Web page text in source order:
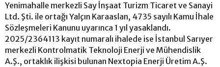
Yenimahalle merkezli Say İnşaat Turizm Ticaret ve Sanayi
Ltd. Şti. ile ortağı Yalçın Karaaslan, 4735 sayılı Kamu İhale
Sözleşmeleri Kanunu uyarınca 1 yıl yasaklandı.
2025/2364113 kayıt numaralı ihalede ise İstanbul Sarıyer
merkezli Kontrolmatik Teknoloji Enerji ve Mühendislik
A.Ş., ortaklık ilişkisi bulunan Nextopia Enerji Üretim A.Ş.